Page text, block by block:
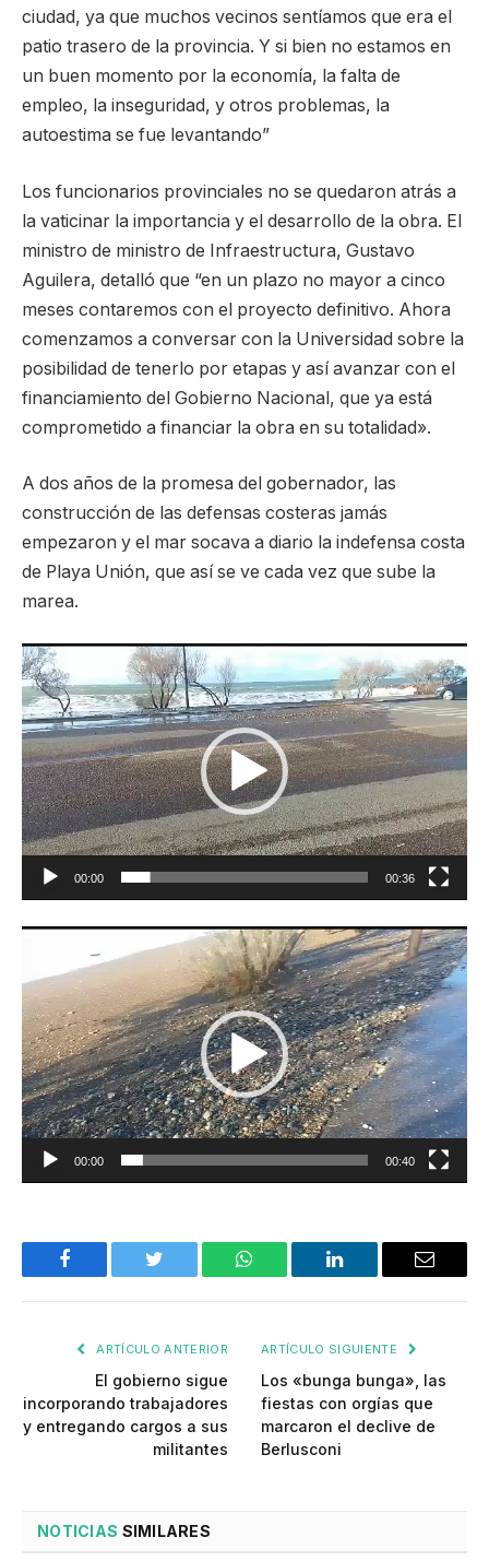
ciudad, ya que muchos vecinos sentíamos que era el
patio trasero de la provincia. Y si bien no estamos en
un buen momento por la economía, la falta de
empleo, la inseguridad, y otros problemas, la
autoestima se fue levantando”
Los funcionarios provinciales no se quedaron atrás a
la vaticinar la importancia y el desarrollo de la obra. El
ministro de ministro de Infraestructura, Gustavo
Aguilera, detalló que “en un plazo no mayor a cinco
meses contaremos con el proyecto definitivo. Ahora
comenzamos a conversar con la Universidad sobre la
posibilidad de tenerlo por etapas y así avanzar con el
financiamiento del Gobierno Nacional, que ya está
comprometido a financiar la obra en su totalidad».
A dos años de la promesa del gobernador, las
construcción de las defensas costeras jamás
empezaron y el mar socava a diario la indefensa costa
de Playa Unión, que así se ve cada vez que sube la
marea.
Reproductor
de
video
00:00 00:36
video
00:00 00:40
Facebook Twitter WhatsApp LinkedIn Email
ARTÍCULO ANTERIOR
El gobierno sigue
incorporando trabajadores
y entregando cargos a sus
militantes
ARTÍCULO SIGUIENTE
Los «bunga bunga», las
fiestas con orgías que
marcaron el declive de
Berlusconi
NOTICIAS SIMILARES